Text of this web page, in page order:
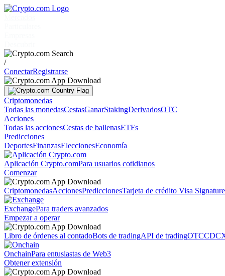
/
ConectarRegistrarse
Criptomonedas
Todas las monedasCestasGanarStakingDerivadosOTC
Acciones
Todas las accionesCestas de ballenasETFs
Predicciones
DeportesFinanzasEleccionesEconomía
Aplicación Crypto.comPara usuarios cotidianos
Comenzar
CriptomonedasAccionesPrediccionesTarjeta de crédito Visa
ExchangePara traders avanzados
Empezar a operar
Libro de órdenes al contadoBots de tradingAPI de tradingOTC
OnchainPara entusiastas de Web3
Obtener extensión